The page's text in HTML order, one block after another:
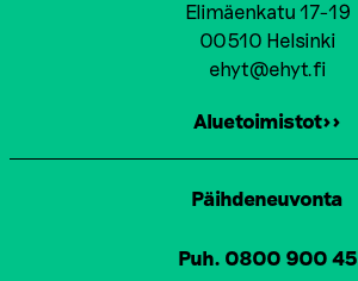
Elimäenkatu 17-19
00510 Helsinki
ehyt@ehyt.fi
Aluetoimistot>>
Päihdeneuvonta
Puh. 0800 900 45